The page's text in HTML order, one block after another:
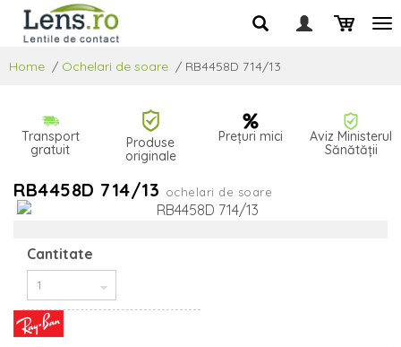
Home / Ochelari de soare / RB4458D 714/13
Transport
gratuit
Produse
originale
Prețuri mici
Aviz Ministerul
Sănătății
RB4458D 714/13 ochelari de soare
Cantitate